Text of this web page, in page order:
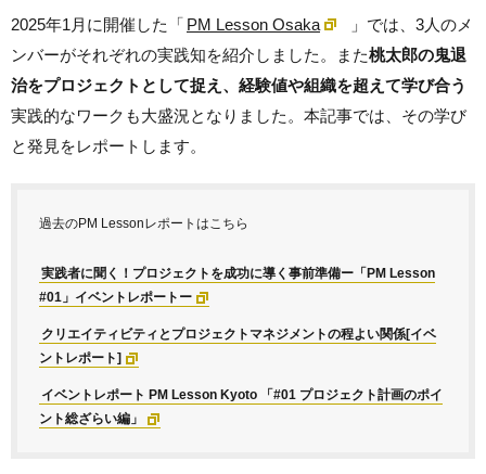
2025年1月に開催した「 PM Lesson Osaka
」では、3人のメ
ンバーがそれぞれの実践知を紹介しました。また桃太郎の鬼退
治をプロジェクトとして捉え、経験値や組織を超えて学び合う
実践的なワークも大盛況となりました。本記事では、その学び
と発見をレポートします。
過去のPM Lessonレポートはこちら
実践者に聞く！プロジェクトを成功に導く事前準備ー「PM Lesson
#01」イベントレポートー
クリエイティビティとプロジェクトマネジメントの程よい関係[イベ
ントレポート]
イベントレポート PM Lesson Kyoto 「#01 プロジェクト計画のポイ
ント総ざらい編」